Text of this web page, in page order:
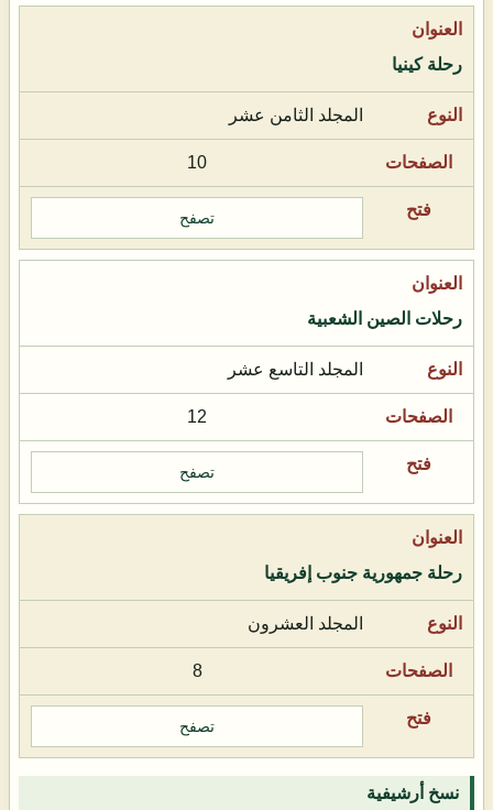
رحلة كينيا
المجلد الثامن عشر
10
تصفح
رحلات الصين الشعبية
المجلد التاسع عشر
12
تصفح
رحلة جمهورية جنوب إفريقيا
المجلد العشرون
8
تصفح
نسخ أرشيفية